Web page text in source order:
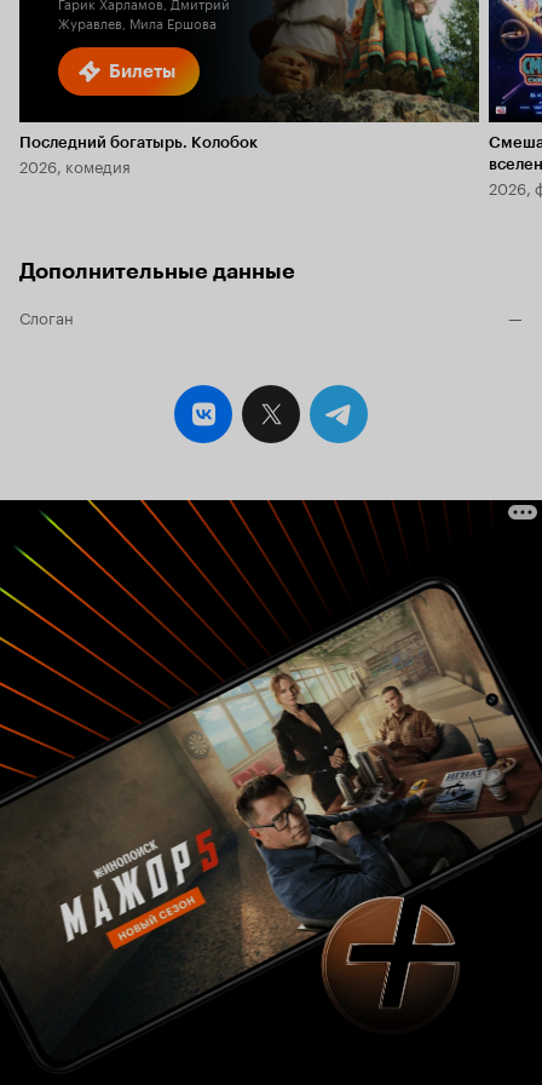
Билеты
Журавлев, Мила Ершова
Последний богатырь. Колобок
2026, комедия
2026,
Дополнительные данные
Слоган —